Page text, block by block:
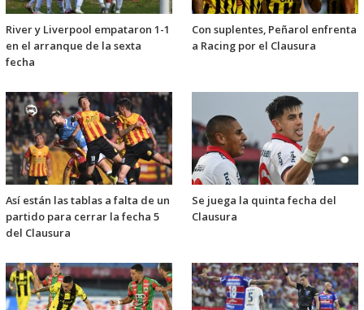
River y Liverpool empataron 1-1
en el arranque de la sexta
fecha
Con suplentes, Peñarol enfrenta
a Racing por el Clausura
Así están las tablas a falta de un
partido para cerrar la fecha 5
del Clausura
Se juega la quinta fecha del
Clausura